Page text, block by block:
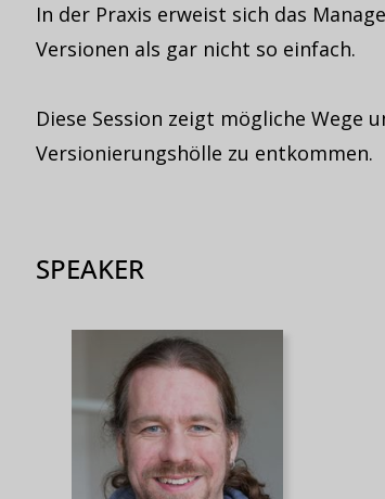
In der Praxis erweist sich das
Versionen als gar nicht so einfach.
Diese Session zeigt mögliche Wege
Versionierungshölle zu entkommen.
SPEAKER